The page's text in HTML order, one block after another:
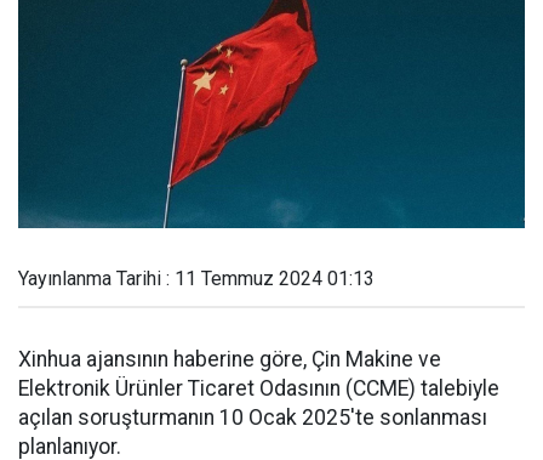
Yayınlanma Tarihi : 11 Temmuz 2024 01:13
Xinhua ajansının haberine göre, Çin Makine ve
Elektronik Ürünler Ticaret Odasının (CCME) talebiyle
açılan soruşturmanın 10 Ocak 2025'te sonlanması
planlanıyor.